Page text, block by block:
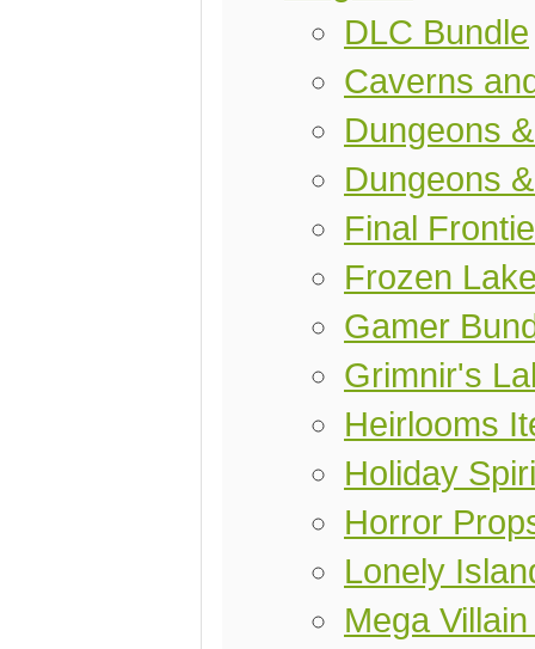
DLC Bundle
Caverns
Dungeons
Dungeons
Final
Frozen
Gamer
Grimnir's
Heirlooms
Holiday
Horror
Lonely
Mega